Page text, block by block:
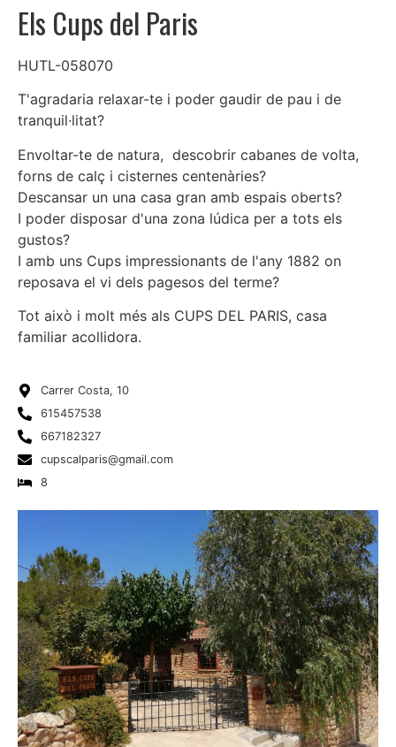
Els Cups del Paris
HUTL-058070
T'agradaria relaxar-te i poder gaudir de pau i de
tranquil·litat?
Envoltar-te de natura, descobrir cabanes de volta,
forns de calç i cisternes centenàries?
Descansar un una casa gran amb espais oberts?
I poder disposar d'una zona lúdica per a tots els
gustos?
I amb uns Cups impressionants de l'any 1882 on
reposava el vi dels pagesos del terme?
Tot això i molt més als CUPS DEL PARIS, casa
familiar acollidora.
Carrer Costa, 10
615457538
667182327
cupscalparis@gmail.com
8